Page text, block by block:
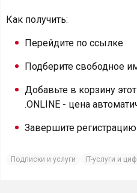
Как получить:
Перейдите по ссылке
Подберите свободное
Добавьте в корзину
.ONLINE - цена
Завершите регистрацию
Подписки и услуги IT-услуги и